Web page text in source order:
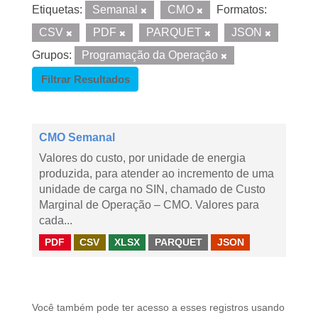
Etiquetas: Semanal CMO
Formatos:
CSV
PDF PARQUET
JSON
Grupos:
Programação da Operação
Filtrar Resultados
CMO Semanal
Valores do custo, por unidade de energia
produzida, para atender ao incremento de uma
unidade de carga no SIN, chamado de Custo
Marginal de Operação – CMO. Valores para
cada...
PDF CSV XLSX PARQUET JSON
Você também pode ter acesso a esses registros usando